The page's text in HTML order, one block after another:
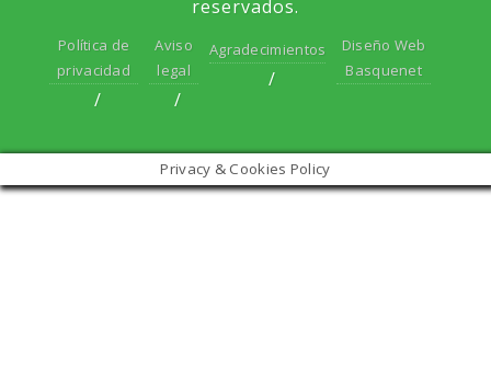
reservados.
Política de
privacidad
Aviso
legal
Agradecimientos
Diseño Web
Basquenet
Privacy & Cookies Policy